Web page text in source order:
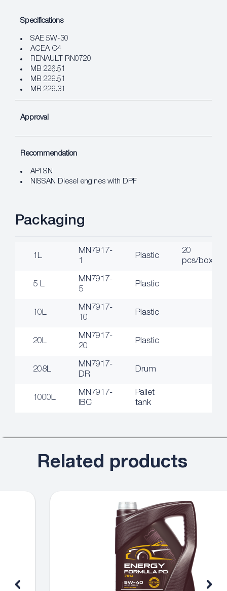
Specifications
SAE 5W-30
ACEA C4
RENAULT RN0720
MB 226.51
MB 229.51
MB 229.31
Approval
Recommendation
API SN
NISSAN Diesel engines with DPF
Packaging
1L
MN7917-
1
Plastic
20
pcs/box
5 L
MN7917-
5
Plastic
10L
MN7917-
10
Plastic
20L
MN7917-
20
Plastic
208L
MN7917-
DR
Drum
1000L
MN7917-
IBC
Pallet
tank
Related products